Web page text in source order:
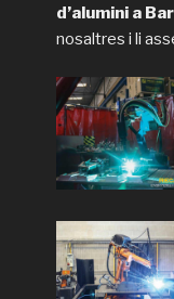
d’alumini a
nosaltres i li